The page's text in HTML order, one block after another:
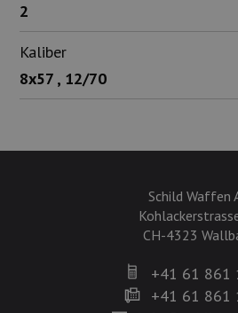
2
Kaliber
8x57 , 12/70
Schild Waffen
CH-4323
+41 61 861
+41 61 861